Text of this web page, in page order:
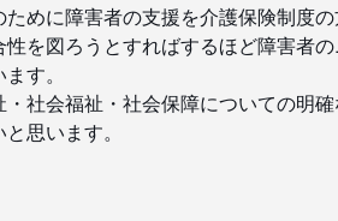
めに障害者の支援を介護保険制度
性を図ろうとすればするほど障害者
す。
社会福祉・社会保障についての明
思います。